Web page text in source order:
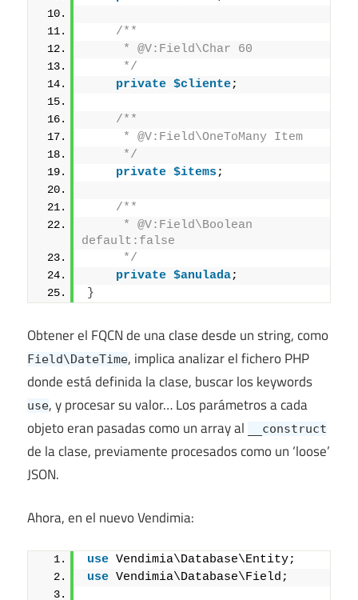
/**
     * @V:Field\Char 60
     */
private $cliente;
/**
     * @V:Field\OneToMany Item
     */
private $items ;
/**
     * @V:Field\Boolean
default:false
     */
private $anulada;
}
Obtener el FQCN de una clase desde un string, como
Field\DateTime, implica analizar el fichero PHP
donde está definida la clase, buscar los keywords
use, y procesar su valor… Los parámetros a cada
objeto eran pasadas como un array al
__construct
de la clase, previamente procesados como un ‘loose’
JSON.
Ahora, en el nuevo Vendimia:
use Vendimia\Database\Entity;
use Vendimia\Database\Field;